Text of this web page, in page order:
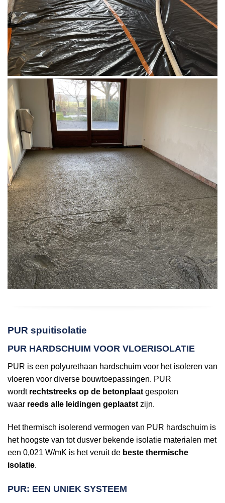
PUR spuitisolatie
PUR HARDSCHUIM VOOR VLOERISOLATIE
PUR is een polyurethaan hardschuim voor het isoleren van
vloeren voor diverse bouwtoepassingen. PUR
wordt rechtstreeks op de betonplaat gespoten
waar reeds alle leidingen geplaatst zijn.
Het thermisch isolerend vermogen van PUR hardschuim is
het hoogste van tot dusver bekende isolatie materialen met
een 0,021 W/mK is het veruit de beste thermische
isolatie.
PUR: EEN UNIEK SYSTEEM